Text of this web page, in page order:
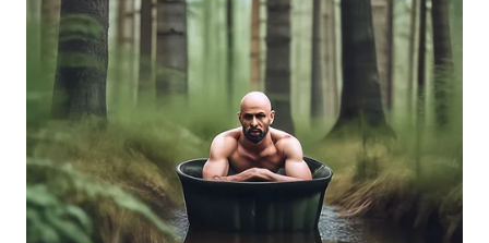
NIAS
WN
LANGKAT
WN
TAPANULI
SELATAN